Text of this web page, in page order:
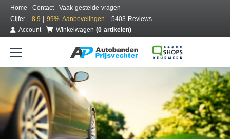
Home Contact
Vaak gestelde vragen
Cijfer
8.9 | 99% Aanbevelingen
5403 Reviews
Account
Winkelwagen (0 artikelen)